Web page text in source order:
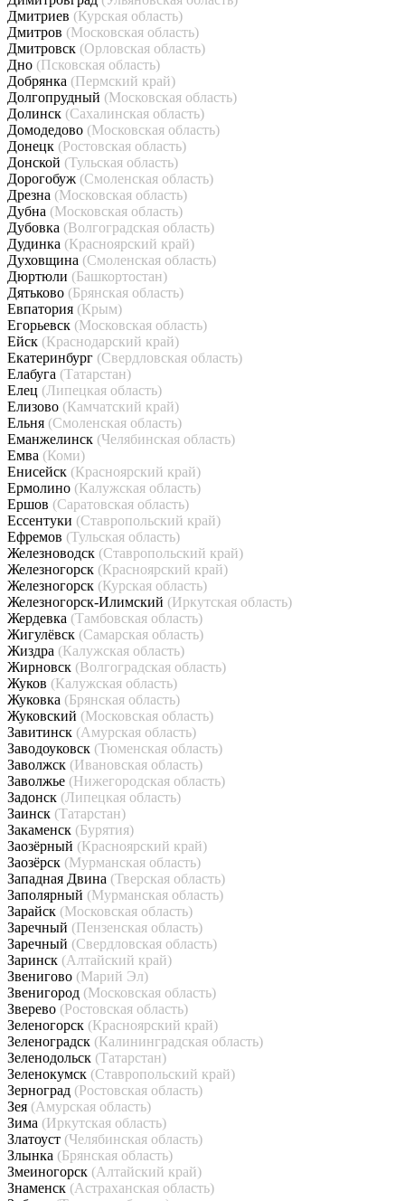
Дмитриев (Курская область)
Дмитров (Московская область)
Дмитровск (Орловская область)
Дно (Псковская область)
Добрянка (Пермский край)
Долгопрудный (Московская область)
Долинск (Сахалинская область)
Домодедово (Московская область)
Донецк (Ростовская область)
Донской (Тульская область)
Дорогобуж (Смоленская область)
Дрезна (Московская область)
Дубна (Московская область)
Дубовка (Волгоградская область)
Дудинка (Красноярский край)
Духовщина (Смоленская область)
Дюртюли (Башкортостан)
Дятьково (Брянская область)
Евпатория (Крым)
Егорьевск (Московская область)
Ейск (Краснодарский край)
Екатеринбург (Свердловская область)
Елабуга (Татарстан)
Елец (Липецкая область)
Елизово (Камчатский край)
Ельня (Смоленская область)
Еманжелинск (Челябинская область)
Емва (Коми)
Енисейск (Красноярский край)
Ермолино (Калужская область)
Ершов (Саратовская область)
Ессентуки (Ставропольский край)
Ефремов (Тульская область)
Железноводск (Ставропольский край)
Железногорск (Красноярский край)
Железногорск (Курская область)
Железногорск-Илимский (Иркутская область)
Жердевка (Тамбовская область)
Жигулёвск (Самарская область)
Жиздра (Калужская область)
Жирновск (Волгоградская область)
Жуков (Калужская область)
Жуковка (Брянская область)
Жуковский (Московская область)
Завитинск (Амурская область)
Заводоуковск (Тюменская область)
Заволжск (Ивановская область)
Заволжье (Нижегородская область)
Задонск (Липецкая область)
Заинск (Татарстан)
Закаменск (Бурятия)
Заозёрный (Красноярский край)
Заозёрск (Мурманская область)
Западная Двина (Тверская область)
Заполярный (Мурманская область)
Зарайск (Московская область)
Заречный (Пензенская область)
Заречный (Свердловская область)
Заринск (Алтайский край)
Звенигово (Марий Эл)
Звенигород (Московская область)
Зверево (Ростовская область)
Зеленогорск (Красноярский край)
Зеленоградск (Калининградская область)
Зеленодольск (Татарстан)
Зеленокумск (Ставропольский край)
Зерноград (Ростовская область)
Зея (Амурская область)
Зима (Иркутская область)
Златоуст (Челябинская область)
Злынка (Брянская область)
Змеиногорск (Алтайский край)
Знаменск (Астраханская область)